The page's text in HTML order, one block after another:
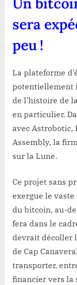
sera
peu !
La plateforme
potentiellement
de l’histoire de
en particulier.
avec Astrobotic,
Assembly, la
sur la Lune.
Ce projet sans
exergue le
du bitcoin, au-
fera dans le
devrait décoller
de Cap
transporter,
financier vers la